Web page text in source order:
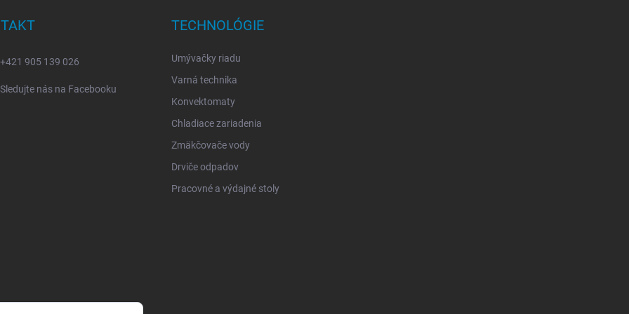
+421 905 139 026
Sledujte nás na Facebooku
TECHNOLÓGIE
Umývačky riadu
Varná technika
Konvektomaty
Chladiace zariadenia
Zmäkčovače vody
Drviče odpadov
Pracovné a výdajné stoly